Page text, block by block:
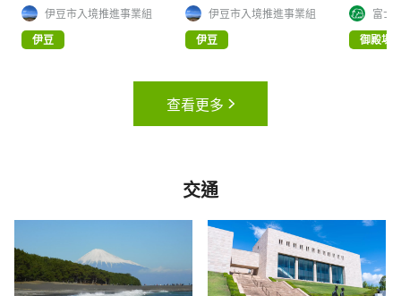
伊豆市入境推進事業組
伊豆
伊豆市入境推進事業組
伊豆
富士
御殿場
查看更多
交通